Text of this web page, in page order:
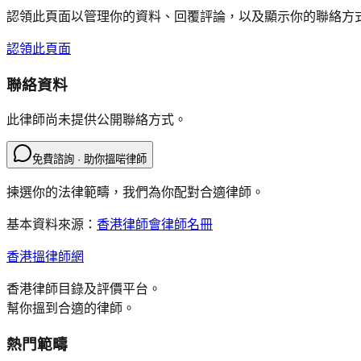
認領此頁面以管理你的資料、回覆評論，以及顯示你的聯絡方
認領此頁面
聯絡資料
此律師尚未提供公開聯絡方式。
免費諮詢 · 助你搵啱律師
揀選你的法律範疇，我們為你配對合適律師。
基本資料來源： 香港律師會律師名冊
香港搵律師網
香港律師目錄及評價平台。
幫你搵到合適的律師。
熱門範疇